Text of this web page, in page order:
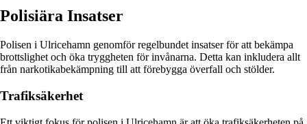
Polisiära Insatser
Polisen i Ulricehamn genomför regelbundet insatser för att bekämpa
brottslighet och öka tryggheten för invånarna. Detta kan inkludera allt
från narkotikabekämpning till att förebygga överfall och stölder.
Trafiksäkerhet